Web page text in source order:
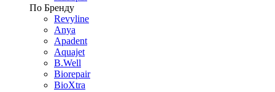
По Бренду
Revyline
Anya
Apadent
Aquajet
B.Well
Biorepair
BioXtra